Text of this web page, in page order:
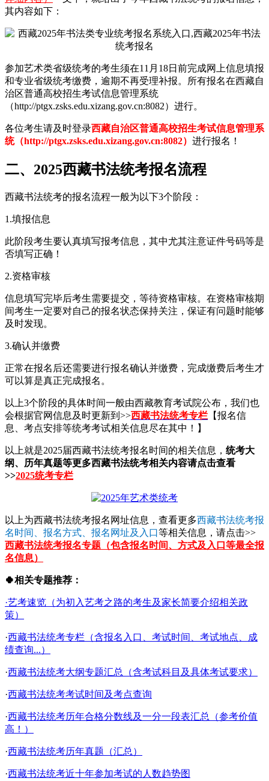
其内容如下：
参加艺术类省级统考的考生须在11月18日前完成网上信息填报
和专业省级统考缴费，逾期不再受理补报。所有报名在西藏自
治区普通高校招生考试信息管理系统
（http://ptgx.zsks.edu.xizang.gov.cn:8082）进行。
各位考生请及时登录西藏自治区普通高校招生考试信息管理系
统（http://ptgx.zsks.edu.xizang.gov.cn:8082） 进行报名！
二、2025西藏书法统考报名流程
西藏书法统考的报名流程一般为以下3个阶段：
1.填报信息
此阶段考生要认真填写报考信息，其中尤其注意证件号码等是
否填写正确！
2.资格审核
信息填写完毕后考生需要提交，等待资格审核。在资格审核期
间考生一定要对自己的报名状态保持关注，保证有问题时能够
及时发现。
3.确认并缴费
正常在报名后还需要进行报名确认并缴费，完成缴费后考生才
可以算是真正完成报名。
以上3个阶段的具体时间一般由西藏教育考试院公布，我们也
会根据官网信息及时更新到>>西藏书法统考专栏 【报名信
息、考点安排等统考考试相关信息尽在其中！】
以上就是2025届西藏书法统考报名时间的相关信息， 统考大
纲、历年真题等更多西藏书法统考相关内容请点击查看
>>2025统考专栏
以上为西藏书法统考报名网址信息，查看更多西藏书法统考报
名时间、报名方式、报名网址及入口等相关信息，请点击>>
西藏书法统考报名专题（包含报名时间、方式及入口等最全报
名信息）
🍀相关专题推荐：
·艺考速览（为初入艺考之路的考生及家长简要介绍相关政
策）
·西藏书法统考专栏（含报名入口、考试时间、考试地点、成
绩查询...）
·西藏书法统考大纲专题汇总（含考试科目及具体考试要求）
·西藏书法统考考试时间及考点查询
·西藏书法统考历年合格分数线及一分一段表汇总（参考价值
高！）
·西藏书法统考历年真题（汇总）
·西藏书法统考近十年参加考试的人数趋势图